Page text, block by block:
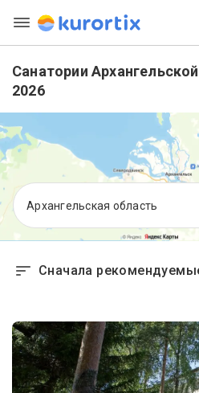
Санатории
2026
Архангельская область
Сначала